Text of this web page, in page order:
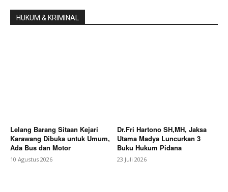
HUKUM & KRIMINAL
Lelang Barang Sitaan Kejari
Karawang Dibuka untuk Umum,
Ada Bus dan Motor
10 Agustus 2026
Dr.Fri Hartono SH,MH, Jaksa
Utama Madya Luncurkan 3
Buku Hukum Pidana
23 Juli 2026